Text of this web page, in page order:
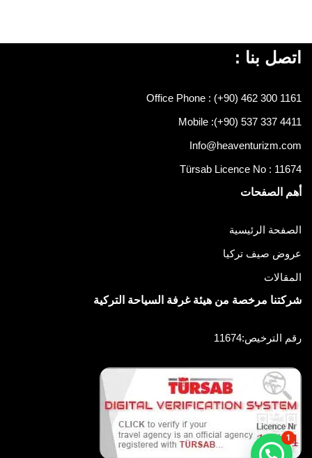
اتصل بنا :
Office Phone : (+90) 462 300 1161
Mobile :(+90) 537 337 4411
Info@heaventurizm.com
Türsab Licence No : 11674
أهم الصفحات
الصفحة الرئيسية
عروض صيف تركيا
المقالات
شركتنا مرخصة من هيئة غرفة السياحة التركية
رقم الترخيص:11674
1